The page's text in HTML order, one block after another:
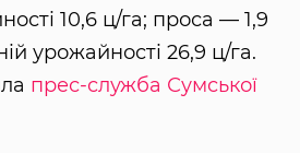
10,6 ц/га; проса — 1,9
урожайності 26,9 ц/га.
прес-служба Сумської